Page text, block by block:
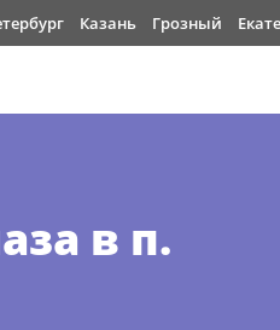
Казань Грозный
в п.